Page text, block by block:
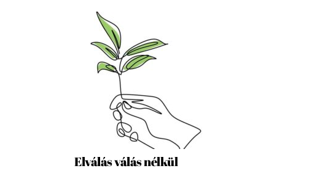
Elválás válás nélkül